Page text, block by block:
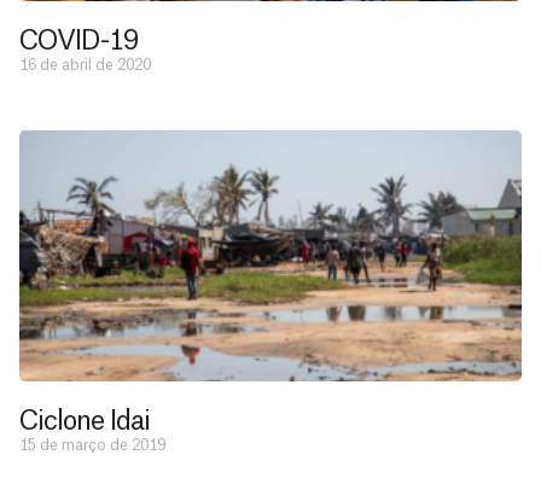
COVID-19
16 de abril de 2020
Ciclone Idai
15 de março de 2019